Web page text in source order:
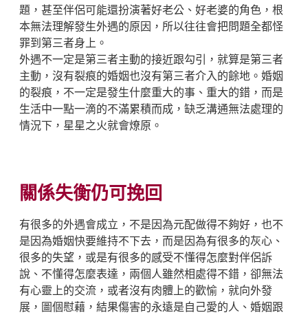
題，甚至伴侶可能還扮演著好老公、好老婆的角色，根
本無法理解發生外遇的原因，所以往往會把問題全都怪
罪到第三者身上。
外遇不一定是第三者主動的接近跟勾引，就算是第三者
主動，沒有裂痕的婚姻也沒有第三者介入的餘地。婚姻
的裂痕，不一定是發生什麼重大的事、重大的錯，而是
生活中一點一滴的不滿累積而成，缺乏溝通無法處理的
情況下，星星之火就會燎原。
關係失衡仍可挽回
有很多的外遇會成立，不是因為元配做得不夠好，也不
是因為婚姻快要維持不下去，而是因為有很多的灰心、
很多的失望，或是有很多的感受不懂得怎麼對伴侶訴
說、不懂得怎麼表達，兩個人雖然相處得不錯，卻無法
有心靈上的交流，或者沒有肉體上的歡愉，就向外發
展，圖個慰藉，結果傷害的永遠是自己愛的人、婚姻跟